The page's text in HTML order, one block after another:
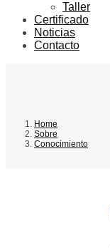
Taller
Certificado
Noticias
Contacto
Home
Sobre
Conocimiento